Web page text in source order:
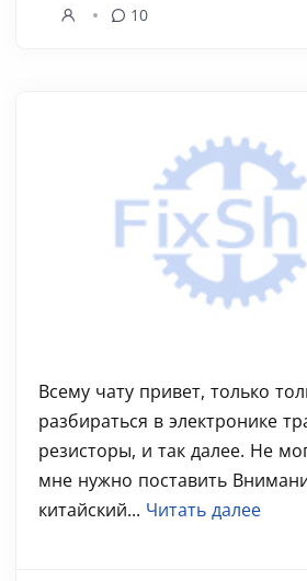
10
Всему чату привет, только
разбираться в электронике
резисторы, и так далее. Не
мне нужно поставить
китайский... Читать далее